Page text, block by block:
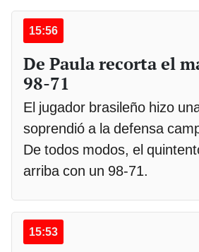
15:56
De Paula recorta el
98-71
El jugador brasileño hizo
soprendió a la defensa
De todos modos, el
arriba con un 98-71.
15:53